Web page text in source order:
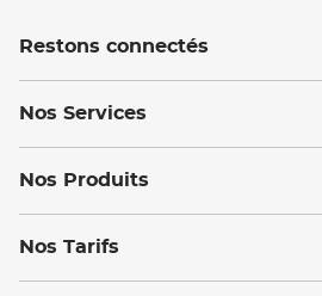
Restons connectés
Nos Services
Nos Produits
Nos Tarifs